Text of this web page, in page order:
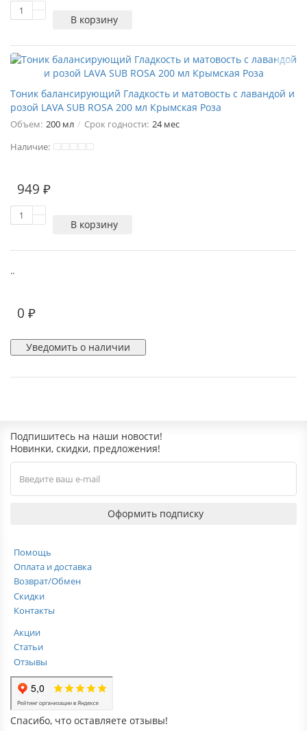
В корзину
Тоник балансирующий Гладкость и матовость с лавандой и
розой LAVA SUB ROSA 200 мл Крымская Роза
Объем: 200 мл Срок годности: 24 мес
Наличие:
949 ₽
В корзину
..
0 ₽
Уведомить о наличии
Подпишитесь на наши новости!
Новинки, скидки, предложения!
Оформить подписку
Помощь
Оплата и доставка
Возврат/Обмен
Скидки
Контакты
Акции
Статьи
Отзывы
Спасибо, что оставляете отзывы!